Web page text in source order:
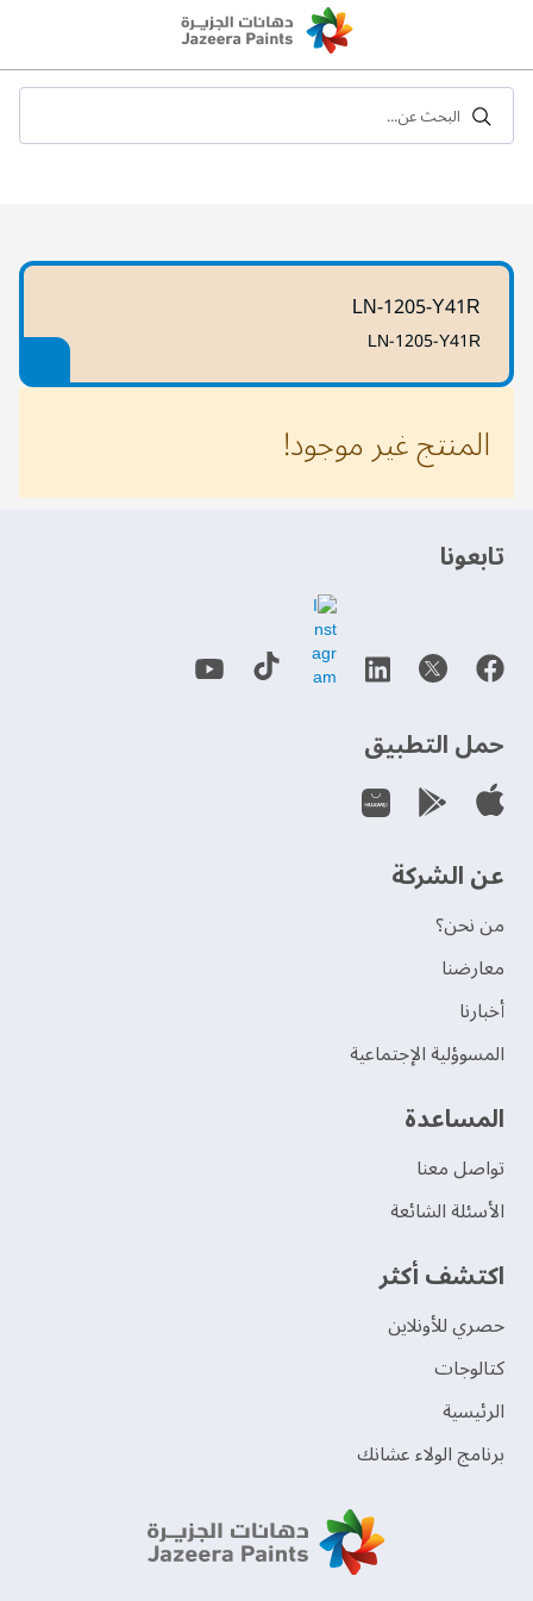
البحث عن...
LN-1205-Y41R
LN-1205-Y41R
المنتج غير موجود!
‫تابعونا‬
حمل التطبيق
عن الشركة
من نحن؟
‫معارضنا‬
‫أخبارنا‬
المسوؤلية الإجتماعية
‫المساعدة‬
تواصل معنا
الأسئلة الشائعة
اكتشف أكثر
حصري للأونلاين
‫كتالوجات‬
الرئيسية
برنامج الولاء عشانك